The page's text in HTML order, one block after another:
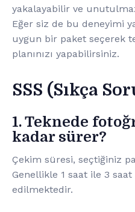
yakalayabilir ve
Eğer siz de bu deneyimi
uygun bir paket seçerek
planınızı yapabilirsiniz.
SSS (Sıkça
1. Teknede
kadar sürer?
Çekim süresi, seçtiğiniz
Genellikle 1 saat ile 3
edilmektedir.